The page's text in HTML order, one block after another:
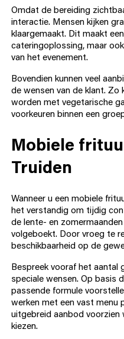
Omdat de bereiding
interactie. Mensen kijken
klaargemaakt. Dit maakt
cateringoplossing, maar
van het evenement.
Bovendien kunnen veel
de wensen van de klant. Zo
worden met vegetarische
voorkeuren binnen een
Mobiele
Truiden
Wanneer u een mobiele
het verstandig om tijdig
de lente- en
volgeboekt. Door vroeg te
beschikbaarheid op de
Bespreek vooraf het aantal
speciale wensen. Op basis
passende formule
werken met een vast menu
uitgebreid aanbod voorzien
kiezen.